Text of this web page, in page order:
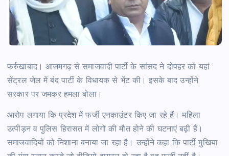
फर्रुखाबाद। आजमगढ़ से समाजवादी पार्टी के सांसद ने दोपहर को यहां
सेंट्रल जेल में बंद पार्टी के विधायक से भेंट की। इसके बाद उन्होंने
सरकार पर जमकर हमला बोला।
आरोप लगाया कि प्रदेश में फर्जी एनकाउंटर किए जा रहे हैं। महिला
उत्पीड़न व पुलिस हिरासत में लोगों की मौत होने की घटनाएं बढ़ी हैं।
समाजवादियों को निशाना बनाया जा रहा है। उन्होंने कहा कि पार्टी मुखिया